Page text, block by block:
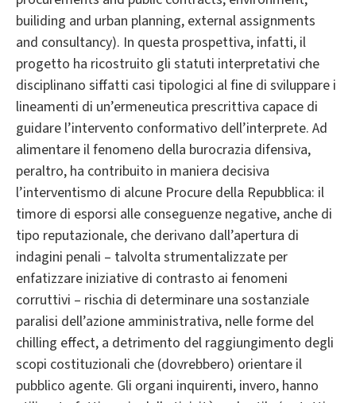
builiding and urban planning, external assignments
and consultancy). In questa prospettiva, infatti, il
progetto ha ricostruito gli statuti interpretativi che
disciplinano siffatti casi tipologici al fine di sviluppare i
lineamenti di un’ermeneutica prescrittiva capace di
guidare l’intervento conformativo dell’interprete. Ad
alimentare il fenomeno della burocrazia difensiva,
peraltro, ha contribuito in maniera decisiva
l’interventismo di alcune Procure della Repubblica: il
timore di esporsi alle conseguenze negative, anche di
tipo reputazionale, che derivano dall’apertura di
indagini penali – talvolta strumentalizzate per
enfatizzare iniziative di contrasto ai fenomeni
corruttivi – rischia di determinare una sostanziale
paralisi dell’azione amministrativa, nelle forme del
chilling effect, a detrimento del raggiungimento degli
scopi costituzionali che (dovrebbero) orientare il
pubblico agente. Gli organi inquirenti, invero, hanno